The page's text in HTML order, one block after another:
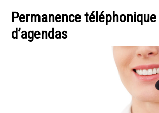
Permanence
d’agendas